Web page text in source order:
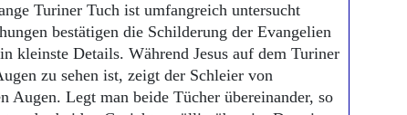
Turiner Tuch ist umfangreich untersucht
bestätigen die Schilderung der Evangelien
kleinste Details. Während Jesus auf dem Turiner
zu sehen ist, zeigt der Schleier von
Augen. Legt man beide Tücher übereinander, so